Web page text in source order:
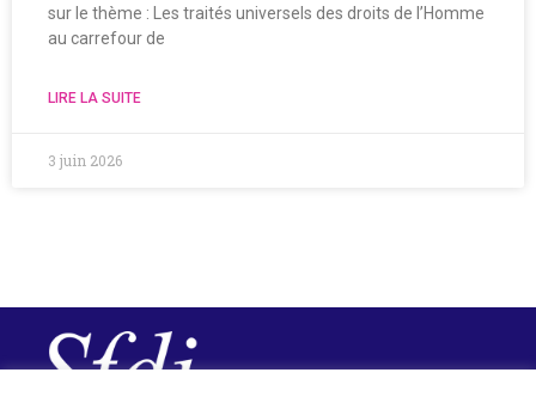
sur le thème : Les traités universels des droits de l’Homme
au carrefour de
LIRE LA SUITE
3 juin 2026